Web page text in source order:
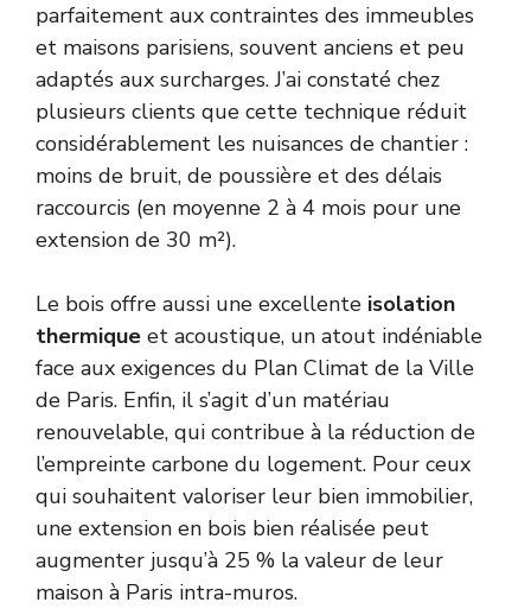
parfaitement aux contraintes des immeubles
et maisons parisiens, souvent anciens et peu
adaptés aux surcharges. J’ai constaté chez
plusieurs clients que cette technique réduit
considérablement les nuisances de chantier :
moins de bruit, de poussière et des délais
raccourcis (en moyenne 2 à 4 mois pour une
extension de 30 m²).
Le bois offre aussi une excellente isolation
thermique et acoustique, un atout indéniable
face aux exigences du Plan Climat de la Ville
de Paris. Enfin, il s’agit d’un matériau
renouvelable, qui contribue à la réduction de
l’empreinte carbone du logement. Pour ceux
qui souhaitent valoriser leur bien immobilier,
une extension en bois bien réalisée peut
augmenter jusqu’à 25 % la valeur de leur
maison à Paris intra-muros.